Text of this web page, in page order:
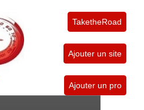
TaketheRoad
Ajouter un site
Ajouter un pro